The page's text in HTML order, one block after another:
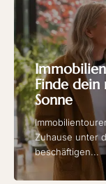
Finde dein
Sonne
Zuhause unter
beschäftigen...